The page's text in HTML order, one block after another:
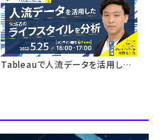
まちづくりの実践における人流デ
ータ活用
Tableauで人流データを活用した